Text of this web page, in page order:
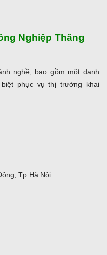
Nghiệp Thăng
nghề, bao gồm một danh
phục vụ thị trường khai
Tp.Hà Nội